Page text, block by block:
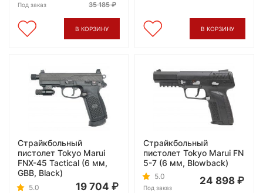
Под заказ 35 185
В КОРЗИНУ В КОРЗИНУ
Страйкбольный
пистолет Tokyo Marui
FNX-45 Tactical (6 мм,
GBB, Black)
5.0 19 704
Страйкбольный
пистолет Tokyo Marui FN
5-7 (6 мм, Blowback)
5.0
Под заказ
24 898